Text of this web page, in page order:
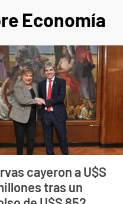
Economía
cayeron a U$S
tras un